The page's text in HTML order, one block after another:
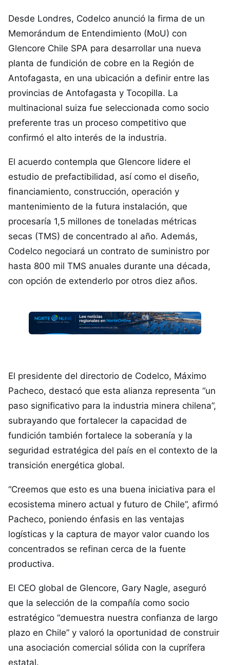
Desde Londres, Codelco anunció la firma de un
Memorándum de Entendimiento (MoU) con
Glencore Chile SPA para desarrollar una nueva
planta de fundición de cobre en la Región de
Antofagasta, en una ubicación a definir entre las
provincias de Antofagasta y Tocopilla. La
multinacional suiza fue seleccionada como socio
preferente tras un proceso competitivo que
confirmó el alto interés de la industria.
El acuerdo contempla que Glencore lidere el
estudio de prefactibilidad, así como el diseño,
financiamiento, construcción, operación y
mantenimiento de la futura instalación, que
procesaría 1,5 millones de toneladas métricas
secas (TMS) de concentrado al año. Además,
Codelco negociará un contrato de suministro por
hasta 800 mil TMS anuales durante una década,
con opción de extenderlo por otros diez años.
El presidente del directorio de Codelco, Máximo
Pacheco, destacó que esta alianza representa “un
paso significativo para la industria minera chilena”,
subrayando que fortalecer la capacidad de
fundición también fortalece la soberanía y la
seguridad estratégica del país en el contexto de la
transición energética global.
“Creemos que esto es una buena iniciativa para el
ecosistema minero actual y futuro de Chile”, afirmó
Pacheco, poniendo énfasis en las ventajas
logísticas y la captura de mayor valor cuando los
concentrados se refinan cerca de la fuente
productiva.
El CEO global de Glencore, Gary Nagle, aseguró
que la selección de la compañía como socio
estratégico “demuestra nuestra confianza de largo
plazo en Chile” y valoró la oportunidad de construir
una asociación comercial sólida con la cuprífera
estatal.